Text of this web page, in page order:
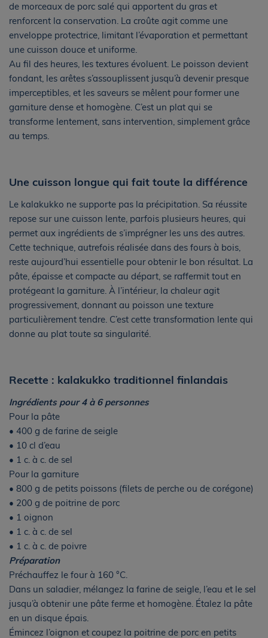
de morceaux de porc salé qui apportent du gras et
renforcent la conservation. La croûte agit comme une
enveloppe protectrice, limitant l’évaporation et permettant
une cuisson douce et uniforme.
Au fil des heures, les textures évoluent. Le poisson devient
fondant, les arêtes s’assouplissent jusqu’à devenir presque
imperceptibles, et les saveurs se mêlent pour former une
garniture dense et homogène. C’est un plat qui se
transforme lentement, sans intervention, simplement grâce
au temps.
Une cuisson longue qui fait toute la différence
Le kalakukko ne supporte pas la précipitation. Sa réussite
repose sur une cuisson lente, parfois plusieurs heures, qui
permet aux ingrédients de s’imprégner les uns des autres.
Cette technique, autrefois réalisée dans des fours à bois,
reste aujourd’hui essentielle pour obtenir le bon résultat. La
pâte, épaisse et compacte au départ, se raffermit tout en
protégeant la garniture. À l’intérieur, la chaleur agit
progressivement, donnant au poisson une texture
particulièrement tendre. C’est cette transformation lente qui
donne au plat toute sa singularité.
Recette : kalakukko traditionnel finlandais
Ingrédients pour 4 à 6 personnes
Pour la pâte
• 400 g de farine de seigle
• 10 cl d’eau
• 1 c. à c. de sel
Pour la garniture
• 800 g de petits poissons (filets de perche ou de corégone)
• 200 g de poitrine de porc
• 1 oignon
• 1 c. à c. de sel
• 1 c. à c. de poivre
Préparation
Préchauffez le four à 160 °C.
Dans un saladier, mélangez la farine de seigle, l’eau et le sel
jusqu’à obtenir une pâte ferme et homogène. Étalez la pâte
en un disque épais.
Émincez l’oignon et coupez la poitrine de porc en petits